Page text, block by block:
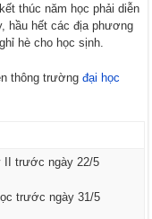
thúc năm học phải diễn
hầu hết các địa phương
hè cho học sịnh.
thông trườngđại học
II trước ngày 22/5
trước ngày 31/5